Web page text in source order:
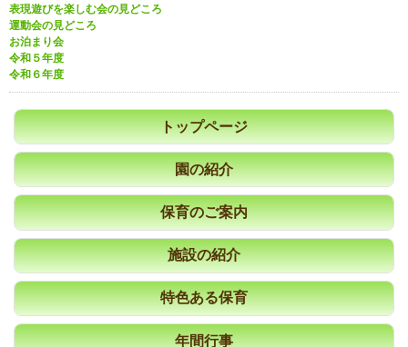
表現遊びを楽しむ会の見どころ
運動会の見どころ
お泊まり会
令和５年度
令和６年度
トップページ
園の紹介
保育のご案内
施設の紹介
特色ある保育
年間行事